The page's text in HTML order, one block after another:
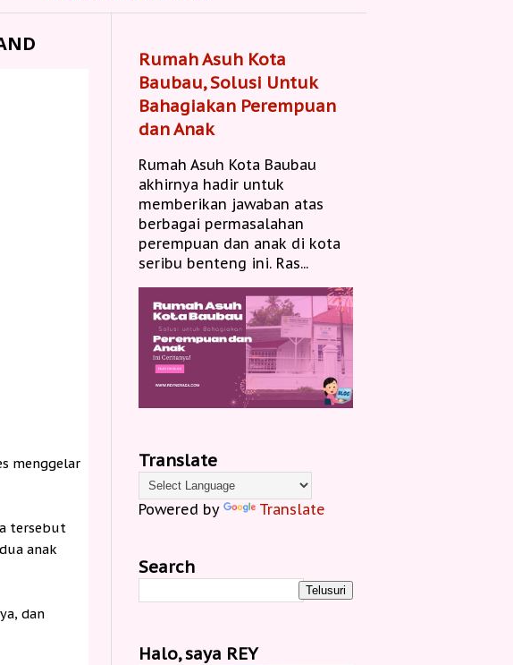
menggelar
tersebut
anak
dan
Rumah Asuh Kota
Baubau, Solusi Untuk
Bahagiakan Perempuan
dan Anak
Rumah Asuh Kota Baubau
akhirnya hadir untuk
memberikan jawaban atas
berbagai permasalahan
perempuan dan anak di kota
seribu benteng ini. Ras...
Translate
Powered by Translate
Search
Halo, saya REY